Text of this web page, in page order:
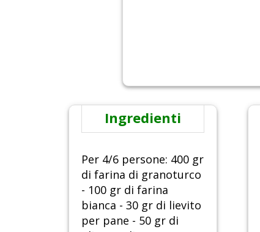
Ingredienti
Per 4/6 persone: 400 gr
di farina di granoturco
- 100 gr di farina
bianca - 30 gr di lievito
per pane - 50 gr di